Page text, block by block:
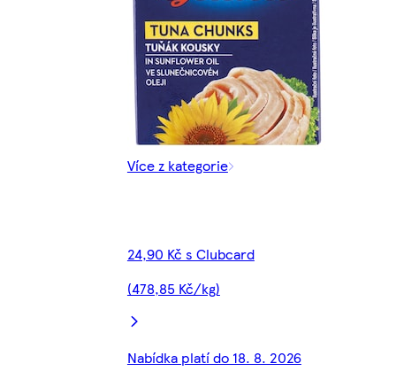
Více z kategorie
24,90 Kč s Clubcard
(478,85 Kč/kg)
Nabídka platí do 18. 8. 2026